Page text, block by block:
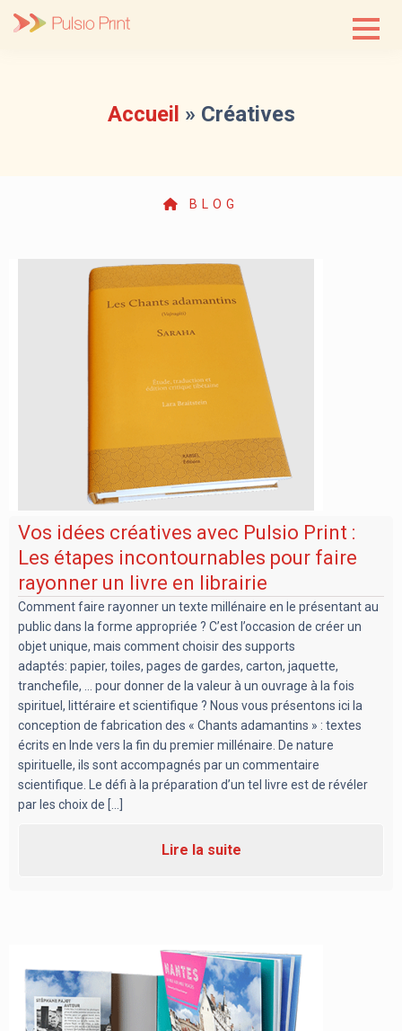
Accueil » Créatives
BLOG
Vos idées créatives avec Pulsio Print :
Les étapes incontournables pour faire
rayonner un livre en librairie
Comment faire rayonner un texte millénaire en le présentant au
public dans la forme appropriée ? C’est l’occasion de créer un
objet unique, mais comment choisir des supports
adaptés: papier, toiles, pages de gardes, carton, jaquette,
tranchefile, … pour donner de la valeur à un ouvrage à la fois
spirituel, littéraire et scientifique ? Nous vous présentons ici la
conception de fabrication des « Chants adamantins » : textes
écrits en Inde vers la fin du premier millénaire. De nature
spirituelle, ils sont accompagnés par un commentaire
scientifique. Le défi à la préparation d’un tel livre est de révéler
par les choix de [...]
Lire la suite